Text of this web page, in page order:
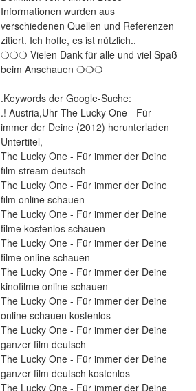
Informationen wurden aus
verschiedenen Quellen und Referenzen
zitiert. Ich hoffe, es ist nützlich..
❍❍❍ Vielen Dank für alle und viel Spaß
beim Anschauen ❍❍❍
.Keywords der Google-Suche:
.! Austria,Uhr The Lucky One - Für
immer der Deine (2012) herunterladen
Untertitel,
The Lucky One - Für immer der Deine
film stream deutsch
The Lucky One - Für immer der Deine
film online schauen
The Lucky One - Für immer der Deine
filme kostenlos schauen
The Lucky One - Für immer der Deine
filme online schauen
The Lucky One - Für immer der Deine
kinofilme online schauen
The Lucky One - Für immer der Deine
online schauen kostenlos
The Lucky One - Für immer der Deine
ganzer film deutsch
The Lucky One - Für immer der Deine
ganzer film deutsch kostenlos
The Lucky One - Für immer der Deine